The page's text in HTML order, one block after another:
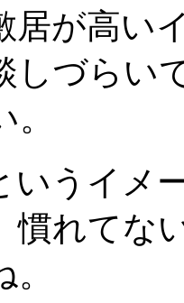
居が高い
しづらい
いうイメ
慣れてな